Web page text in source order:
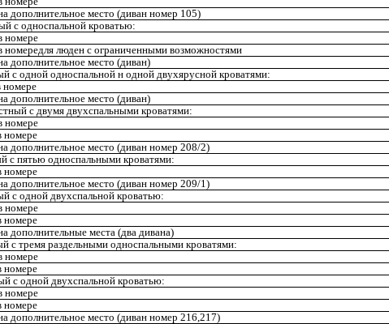
дополнительное место (диван номер 105)
с односпальной кроватью:
номере
номередля люден с ограниченными возможностями
дополнительное место (диван)
с одной односпальной н одной двухярусной кроватями:
номере
дополнительное место (диван)
с двумя двухспальными кроватями:
номере
номере
дополнительное место (диван номер 208/2)
с пятью односпальными кроватями:
номере
дополнительное место (диван номер 209/1)
с одной двухспальной кроватью:
номере
номере
дополнительные места (два дивана)
с тремя раздельными односпальными кроватями:
номере
номере
с одной двухспальной кроватью:
номере
номере
дополнительное место (диван номер 216,217)